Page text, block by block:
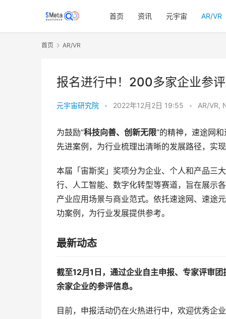
首页 资讯 元宇宙 AR/VR
首页 AR/VR
报名进行中！200多家企业参
元宇宙研究院 • 2022年12月2日 19:55 • AR/VR,
为鼓励“科技向善、创新无限”的精神，速途网
先进案例，为行业梳理出清晰的发展路径，实
本届「宙斯奖」奖项分为企业、个人和产品三
行、人工智能、数字化转型等赛道，旨在展示
产业应用场景与商业范式。依托速途网、速途
功案例，为行业发展提供参考。
最新动态
截至12月1日，通过企业自主申报、专家评审
余家企业的参评信息。
目前，申报活动仍在火热进行中，欢迎优秀企